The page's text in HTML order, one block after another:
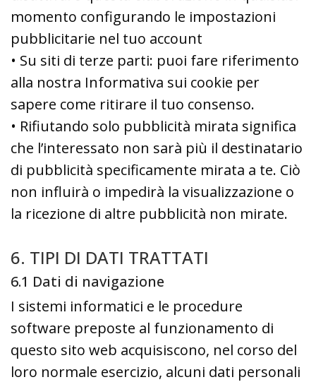
momento configurando le impostazioni
pubblicitarie nel tuo account
• Su siti di terze parti: puoi fare riferimento
alla nostra Informativa sui cookie per
sapere come ritirare il tuo consenso.
• Rifiutando solo pubblicità mirata significa
che l’interessato non sarà più il destinatario
di pubblicità specificamente mirata a te. Ciò
non influirà o impedirà la visualizzazione o
la ricezione di altre pubblicità non mirate.
6. TIPI DI DATI TRATTATI
6.1 Dati di navigazione
I sistemi informatici e le procedure
software preposte al funzionamento di
questo sito web acquisiscono, nel corso del
loro normale esercizio, alcuni dati personali